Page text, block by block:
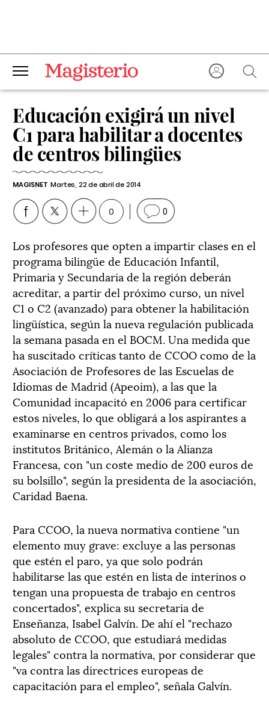
Educación exigirá un nivel
C1 para habilitar a docentes
de centros bilingües
MAGISNET Martes, 22 de abril de 2014
0 0
Los profesores que opten a impartir clases en el
programa bilingüe de Educación Infantil,
Primaria y Secundaria de la región deberán
acreditar, a partir del próximo curso, un nivel
C1 o C2 (avanzado) para obtener la habilitación
lingüística, según la nueva regulación publicada
la semana pasada en el BOCM. Una medida que
ha suscitado críticas tanto de CCOO como de la
Asociación de Profesores de las Escuelas de
Idiomas de Madrid (Apeoim), a las que la
Comunidad incapacitó en 2006 para certificar
estos niveles, lo que obligará a los aspirantes a
examinarse en centros privados, como los
institutos Británico, Alemán o la Alianza
Francesa, con "un coste medio de 200 euros de
su bolsillo", según la presidenta de la asociación,
Caridad Baena.
Para CCOO, la nueva normativa contiene "un
elemento muy grave: excluye a las personas
que estén el paro, ya que solo podrán
habilitarse las que estén en lista de interinos o
tengan una propuesta de trabajo en centros
concertados", explica su secretaria de
Enseñanza, Isabel Galvín. De ahí el "rechazo
absoluto de CCOO, que estudiará medidas
legales" contra la normativa, por considerar que
"va contra las directrices europeas de
capacitación para el empleo", señala Galvín.